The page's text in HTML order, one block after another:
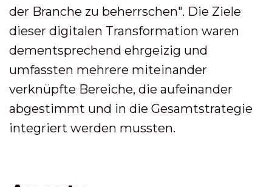
der Branche zu beherrschen". Die Ziele
dieser digitalen Transformation waren
dementsprechend ehrgeizig und
umfassten mehrere miteinander
verknüpfte Bereiche, die aufeinander
abgestimmt und in die Gesamtstrategie
integriert werden mussten.